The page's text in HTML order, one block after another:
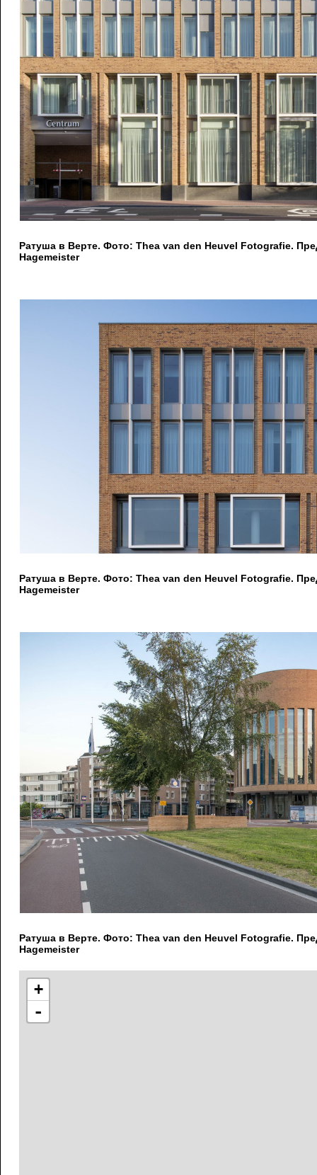
Ратуша в Верте. Фото: Thea van den Heuvel Fotografie.
Hagemeister
Ратуша в Верте. Фото: Thea van den Heuvel Fotografie.
Hagemeister
Ратуша в Верте. Фото: Thea van den Heuvel Fotografie.
Hagemeister
+
-